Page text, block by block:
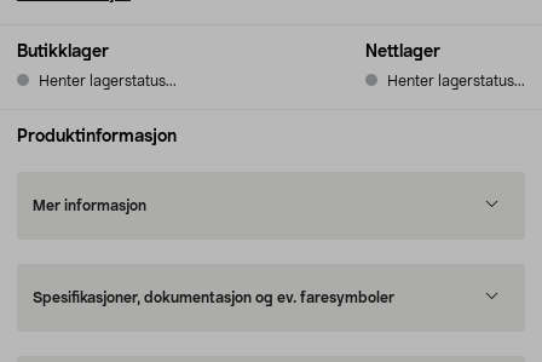
Butikklager
Henter lagerstatus...
Nettlager
Henter lagerstatus...
Produktinformasjon
Mer informasjon
Spesifikasjoner, dokumentasjon og ev. faresymboler